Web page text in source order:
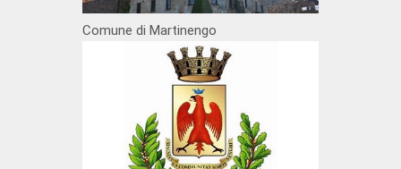
Comune di Martinengo